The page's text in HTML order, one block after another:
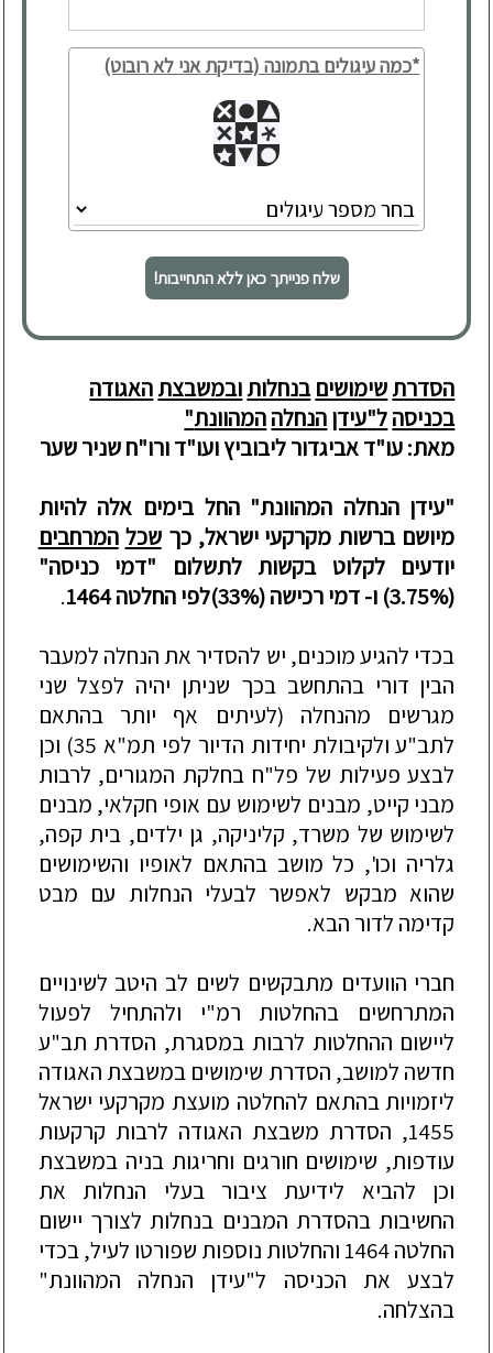
*כמה עיגולים בתמונה (בדיקת אני לא רובוט)
שלח פנייתך כאן ללא התחייבות!
הסדרתשימושים בנחלותובמשבצתהאגודה
בכניסהל"עידןהנחלההמהוונת"
מאת:עו"דאביגדורליבוביץועו"דורו"חשנירשער
"עידן הנחלה המהוונת"החל בימים אלה להיות
מיושם ברשות מקרקעי ישראל,כך שכל המרחבים
יודעים לקלוט בקשות לתשלום "דמי כניסה"
(3.75%)
ו-דמירכישה(33%) לפיהחלטה1464
.
בכדי להגיעמוכנים, יש להסדיר את הנחלה למעבר
הבין דוריבהתחשבבכך שניתן יהיה לפצל שני
מגרשים מהנחלה (לעיתים אף יותרבהתאם
לתב"ע ולקיבולת יחידות הדיור לפי תמ"א 35) וכן
לבצע פעילות של פל"ח בחלקת המגורים, לרבות
מבני קייט, מבנים לשימוש עם אופי חקלאי, מבנים
לשימוש של משרד, קליניקה, גן ילדים, בית קפה,
גלריה וכו', כל מושבבהתאם לאופיו והשימושים
שהוא מבקש לאפשר לבעלי הנחלות עם מבט
קדימה לדור הבא.
חברי הוועדים מתבקשים לשים לב היטב לשינויים
המתרחשים בהחלטות רמ"י ולהתחיל לפעול
ליישום ההחלטות לרבות במסגרת, הסדרת תב"ע
חדשה למושב, הסדרת שימושים במשבצת האגודה
ליזמויותבהתאם להחלטה מועצת מקרקעי ישראל
1455,
הסדרת משבצת האגודה לרבות קרקעות
עודפות, שימושים חורגים וחריגותבניהבמשבצת
וכן להביא לידיעת ציבורבעלי הנחלות את
החשיבות בהסדרת המבנים בנחלות לצורך יישום
החלטה1464 והחלטות נוספות שפורטו לעיל,בכדי
לבצע את הכניסה ל"עידן הנחלה המהוונת"
בהצלחה.